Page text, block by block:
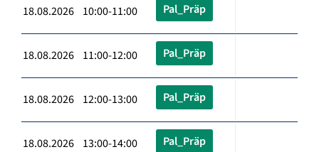
18.08.2026 10:00-11:00 Pal_Präp
18.08.2026 11:00-12:00 Pal_Präp
18.08.2026 12:00-13:00 Pal_Präp
18.08.2026 13:00-14:00 Pal_Präp